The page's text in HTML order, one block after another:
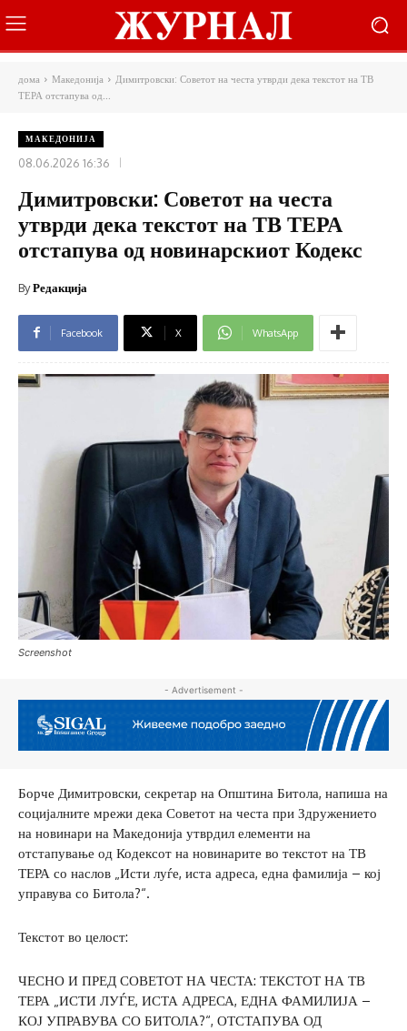
дома Македонија
Димитровски: Советот на честа утврди дека текстот на ТВ
ТЕРА отстапува од...
МАКЕДОНИЈА
08.06.2026 16:36
Димитровски: Советот на честа
утврди дека текстот на ТВ ТЕРА
отстапува од новинарскиот Кодекс
ByРедакција
Facebook X WhatsApp
Screenshot
- Advertisement -
Борче Димитровски, секретар на Општина Битола, напиша на
социјалните мрежи дека Советот на честа при Здружението
на новинари на Македонија утврдил елементи на
отстапување од Кодексот на новинарите во текстот на ТВ
ТЕРА со наслов „Исти луѓе, иста адреса, една фамилија – кој
управува со Битола?“.
Текстот во целост:
ЧЕСНО И ПРЕД СОВЕТОТ НА ЧЕСТА: ТЕКСТОТ НА ТВ
ТЕРА „ИСТИ ЛУЃЕ, ИСТА АДРЕСА, ЕДНА ФАМИЛИЈА –
КОЈ УПРАВУВА СО БИТОЛА?“, ОТСТАПУВА ОД